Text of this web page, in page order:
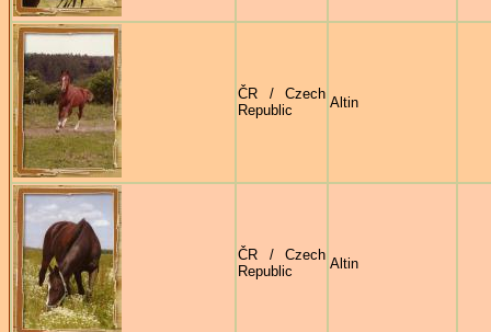
ČR / Czech
Republic
Altin
ČR / Czech
Republic
Altin